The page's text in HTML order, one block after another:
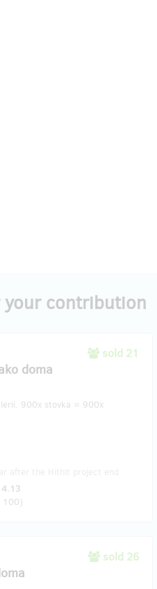
your contribution
sold 21
doma
900x stovka = 900x
4.13
100)
sold 26